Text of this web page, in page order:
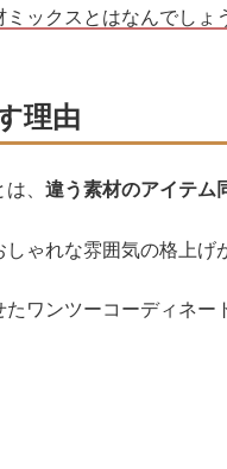
ミックスとはなんでしょ
理由
、 違う素材のアイテム
ゃれな雰囲気の格上げ
ワンツーコーディネ